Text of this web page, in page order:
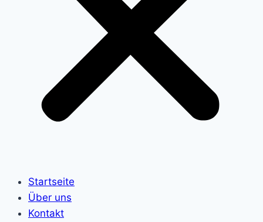
Startseite
Über uns
Kontakt